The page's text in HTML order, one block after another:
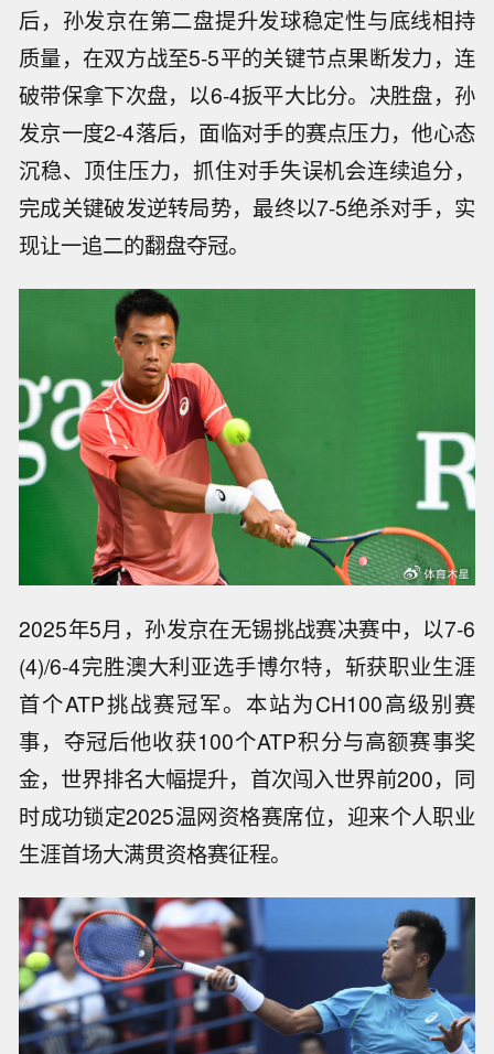
后，孙发京在第二盘提升发球稳定性与底线相持
质量，在双方战至5-5平的关键节点果断发力，连
破带保拿下次盘，以6-4扳平大比分。决胜盘，孙
发京一度2-4落后，面临对手的赛点压力，他心态
沉稳、顶住压力，抓住对手失误机会连续追分，
完成关键破发逆转局势，最终以7-5绝杀对手，实
现让一追二的翻盘夺冠。
2025年5月，孙发京在无锡挑战赛决赛中，以7-6
(4)/6-4完胜澳大利亚选手博尔特，斩获职业生涯
首个ATP挑战赛冠军。本站为CH100高级别赛
事，夺冠后他收获100个ATP积分与高额赛事奖
金，世界排名大幅提升，首次闯入世界前200，同
时成功锁定2025温网资格赛席位，迎来个人职业
生涯首场大满贯资格赛征程。